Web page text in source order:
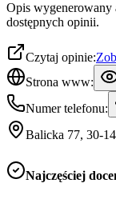
Opis wygenerowany
dostępnych opinii.
Czytaj opinie:
Strona www:
Numer telefonu:
Balicka 77, 30-
Najczęściej